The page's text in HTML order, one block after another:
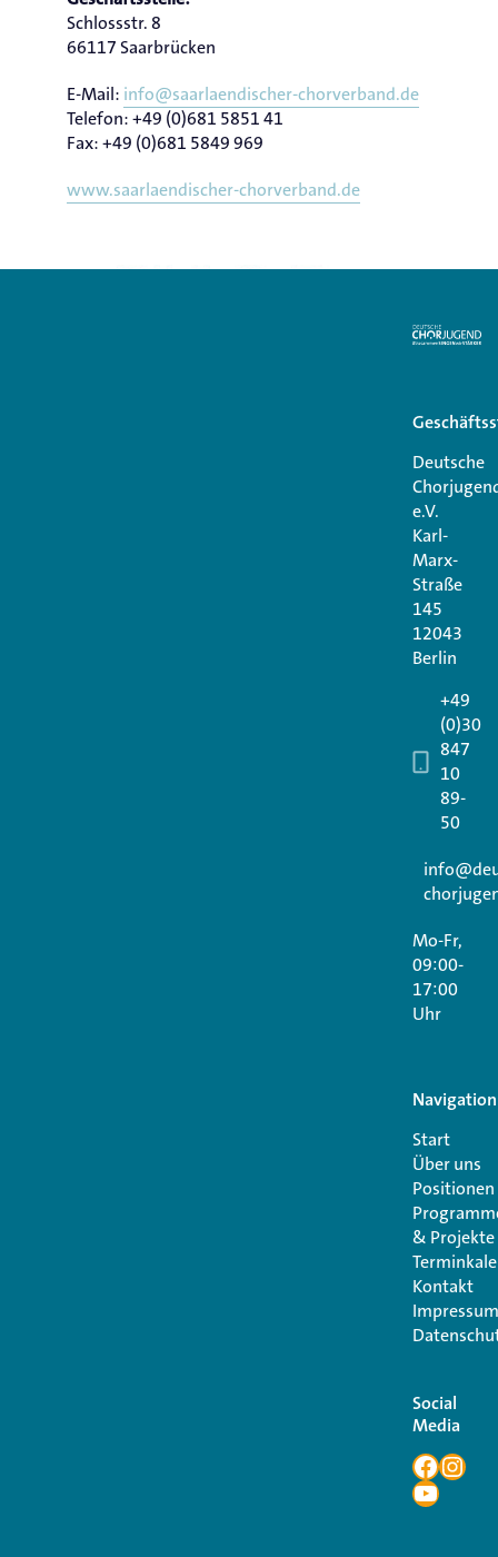
Schlossstr. 8
66117 Saarbrücken
E-Mail: info@saarlaendischer-chorverband.de
Telefon: +49 (0)681 5851 41
Fax: +49 (0)681 5849 969
www.saarlaendischer-chorverband.de
Deutsche
e.V.
Karl-
Marx-
Straße
145
12043
Berlin
+49
(0)30
847
10
89-
50
Mo-Fr,
09:00-
17:00
Uhr
Navigation
Start
Über uns
Positionen
& Projekte
Kontakt
Impressum
Social
Media